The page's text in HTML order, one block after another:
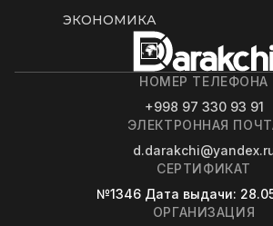
ЭКОНОМИКА
НОМЕР ТЕЛЕФОНА
+998 97 330 93 91
ЭЛЕКТРОННАЯ
СЕРТИФИКАТ
№1346 Дата выдачи:
ОРГАНИЗАЦИЯ